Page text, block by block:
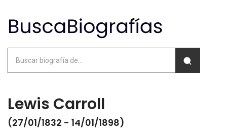
Lewis Carroll
(27/01/1832 - 14/01/1898)